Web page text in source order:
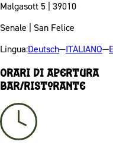
Malgasott 5 | 39010
Senale | San Felice
Lingua:Deutsch—ITALIANO—
Orari di apertura
Bar/Ristorante